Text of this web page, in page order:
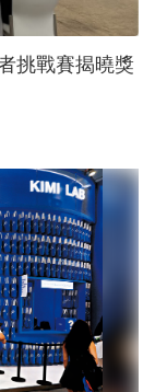
挑戰賽揭曉獎